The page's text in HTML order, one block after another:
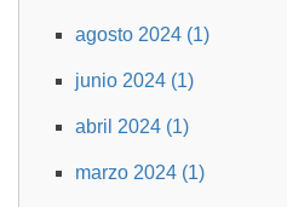
agosto 2024 (1)
junio 2024 (1)
abril 2024 (1)
marzo 2024 (1)